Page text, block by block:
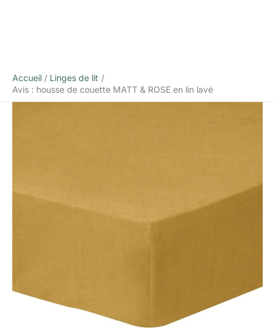
Accueil
Linges de lit
Avis : housse de couette MATT & ROSE en lin lavé